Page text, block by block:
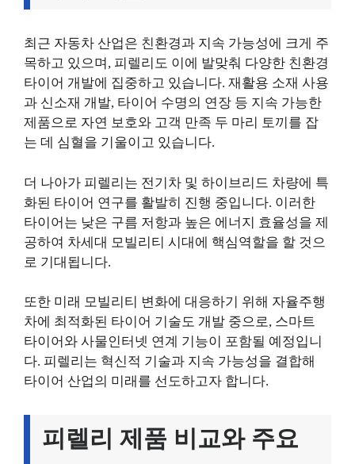
최근 자동차 산업은 친환경과 지속 가능성에 크게 주
목하고 있으며, 피렐리도 이에 발맞춰 다양한 친환경
타이어 개발에 집중하고 있습니다. 재활용 소재 사용
과 신소재 개발, 타이어 수명의 연장 등 지속 가능한
제품으로 자연 보호와 고객 만족 두 마리 토끼를 잡
는 데 심혈을 기울이고 있습니다.
더 나아가 피렐리는 전기차 및 하이브리드 차량에 특
화된 타이어 연구를 활발히 진행 중입니다. 이러한
타이어는 낮은 구름 저항과 높은 에너지 효율성을 제
공하여 차세대 모빌리티 시대에 핵심역할을 할 것으
로 기대됩니다.
또한 미래 모빌리티 변화에 대응하기 위해 자율주행
차에 최적화된 타이어 기술도 개발 중으로, 스마트
타이어와 사물인터넷 연계 기능이 포함될 예정입니
다. 피렐리는 혁신적 기술과 지속 가능성을 결합해
타이어 산업의 미래를 선도하고자 합니다.
피렐리 제품 비교와 주요